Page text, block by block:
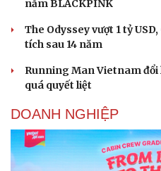
năm BLACKPINK
The Odyssey vượt 1 tỷ
tích sau 14 năm
Running Man Vietnam
quá quyết liệt
DOANH NGHIỆP